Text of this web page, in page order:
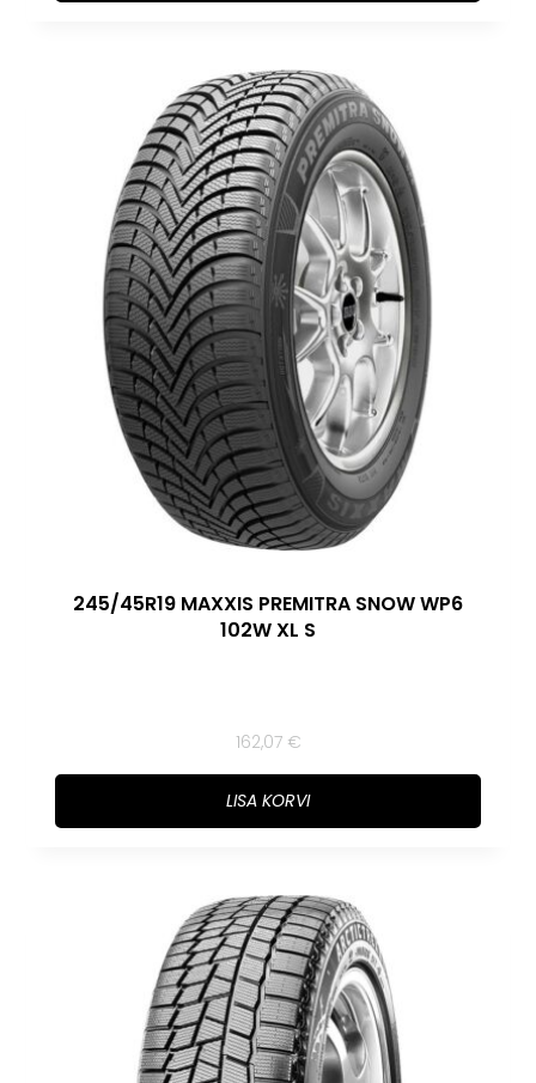
245/45R19 MAXXIS PREMITRA SNOW WP6
102W XL S
162,07 €
LISA KORVI